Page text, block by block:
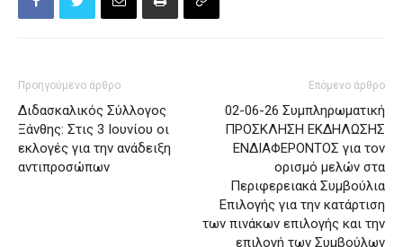
Προηγούμενο άρθρο
Διδασκαλικός Σύλλογος
Ξάνθης: Στις 3 Ιουνίου οι
εκλογές για την ανάδειξη
αντιπροσώπων
Επόμενο άρθρο
02-06-26 Συμπληρωματική
ΠΡΟΣΚΛΗΣΗ ΕΚΔΗΛΩΣΗΣ
ΕΝΔΙΑΦΕΡΟΝΤΟΣ για τον
ορισμό μελών στα
Περιφερειακά Συμβούλια
Επιλογής για την κατάρτιση
των πινάκων επιλογής και την
επιλογή των Συμβούλων